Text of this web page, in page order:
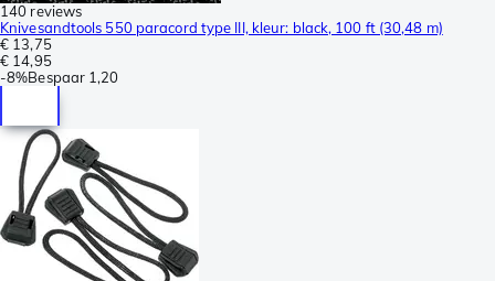
140 reviews
Knivesandtools 550 paracord type III, kleur: black, 100 ft (30,48 m)
€ 13,75
€ 14,95
-8%Bespaar 1,20